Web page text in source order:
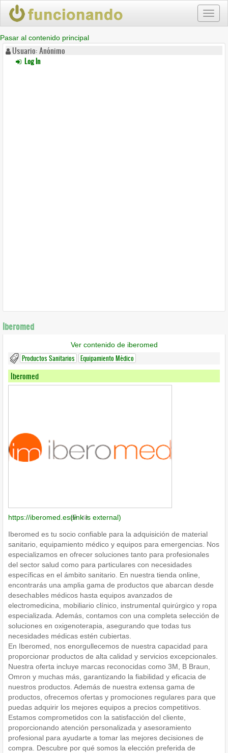
Pasar al contenido principal
Usuario: Anónimo
Log In
Iberomed
Ver contenido de iberomed
Productos Sanitarios Equipamiento Médico
Iberomed
https://iberomed.es(link is external)
Iberomed es tu socio confiable para la adquisición de material
sanitario, equipamiento médico y equipos para emergencias. Nos
especializamos en ofrecer soluciones tanto para profesionales
del sector salud como para particulares con necesidades
específicas en el ámbito sanitario. En nuestra tienda online,
encontrarás una amplia gama de productos que abarcan desde
desechables médicos hasta equipos avanzados de
electromedicina, mobiliario clínico, instrumental quirúrgico y ropa
especializada. Además, contamos con una completa selección de
soluciones en oxigenoterapia, asegurando que todas tus
necesidades médicas estén cubiertas.
En Iberomed, nos enorgullecemos de nuestra capacidad para
proporcionar productos de alta calidad y servicios excepcionales.
Nuestra oferta incluye marcas reconocidas como 3M, B Braun,
Omron y muchas más, garantizando la fiabilidad y eficacia de
nuestros productos. Además de nuestra extensa gama de
productos, ofrecemos ofertas y promociones regulares para que
puedas adquirir los mejores equipos a precios competitivos.
Estamos comprometidos con la satisfacción del cliente,
proporcionando atención personalizada y asesoramiento
profesional para ayudarte a tomar las mejores decisiones de
compra. Descubre por qué somos la elección preferida de